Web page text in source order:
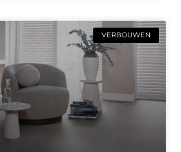
VERBOUWEN